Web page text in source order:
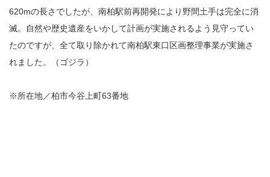
620mの長さでしたが、南柏駅前再開発により野間土手は完全に消
滅。自然や歴史遺産をいかして計画が実施されるよう見守ってい
たのですが、全て取り除かれて南柏駅東口区画整理事業が実施さ
れました。（ゴジラ）
※所在地／柏市今谷上町63番地